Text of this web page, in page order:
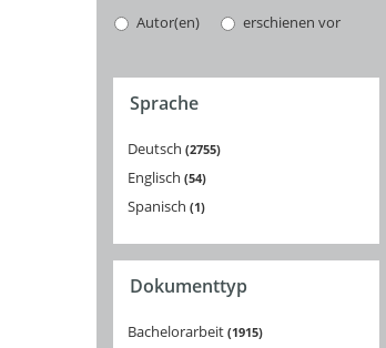
Autor(en)
erschienen vor
Sprache
Deutsch 2755
Englisch 54
Spanisch 1
Dokumenttyp
Bachelorarbeit 1915